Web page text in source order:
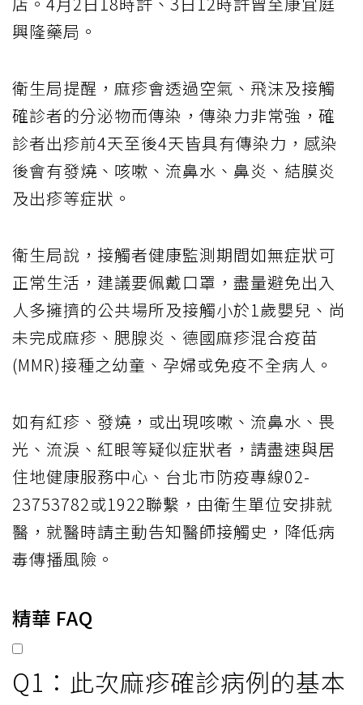
興隆藥局。
衛生局提醒，麻疹會透過空氣、飛沫及接觸
確診者的分泌物而傳染，傳染力非常強，確
診者出疹前4天至後4天皆具有傳染力，感染
後會有發燒、咳嗽、流鼻水、鼻炎、結膜炎
及出疹等症狀。
衛生局說，接觸者健康監測期間如無症狀可
正常生活，建議要佩戴口罩，盡量避免出入
人多擁擠的公共場所及接觸小於1歲嬰兒、尚
未完成麻疹、腮腺炎、德國麻疹混合疫苗
(MMR)接種之幼童、孕婦或免疫不全病人。
如有紅疹、發燒，或出現咳嗽、流鼻水、畏
光、流淚、紅眼等疑似症狀者，請盡速與居
住地健康服務中心、台北市防疫專線02-
23753782或1922聯繫，由衛生單位安排就
醫，就醫時請主動告知醫師接觸史，降低病
毒傳播風險。
精華 FAQ
Q1：此次麻疹確診病例的基本